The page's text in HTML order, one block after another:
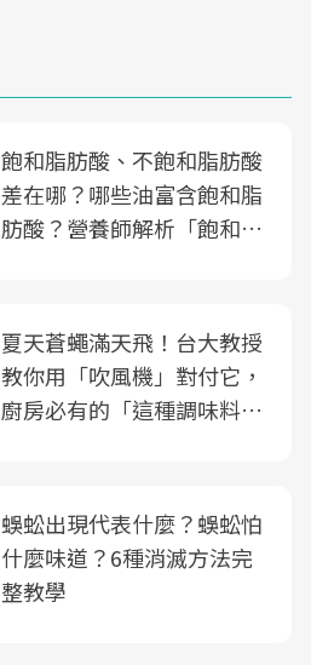
飽和脂肪酸、不飽和脂肪酸
差在哪？哪些油富含飽和脂
肪酸？營養師解析「飽和脂
夏天蒼蠅滿天飛！台大教授
教你用「吹風機」對付它，
廚房必有的「這種調味料」
蜈蚣出現代表什麼？蜈蚣怕
什麼味道？6種消滅方法完
整教學